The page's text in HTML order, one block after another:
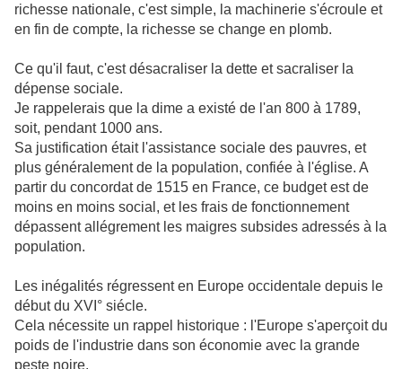
richesse nationale, c'est simple, la machinerie s'écroule et
en fin de compte, la richesse se change en plomb.
Ce qu'il faut, c'est désacraliser la dette et sacraliser la
dépense sociale.
Je rappelerais que la dime a existé de l'an 800 à 1789,
soit, pendant 1000 ans.
Sa justification était l'assistance sociale des pauvres, et
plus généralement de la population, confiée à l'église. A
partir du concordat de 1515 en France, ce budget est de
moins en moins social, et les frais de fonctionnement
dépassent allégrement les maigres subsides adressés à la
population.
Les inégalités régressent en Europe occidentale depuis le
début du XVI° siécle.
Cela nécessite un rappel historique : l'Europe s'aperçoit du
poids de l'industrie dans son économie avec la grande
peste noire.